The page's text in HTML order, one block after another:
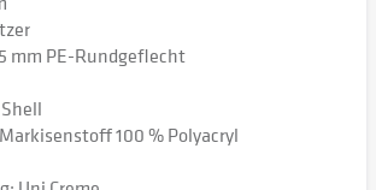
mm PE-Rundgeflecht
100 % Polyacryl